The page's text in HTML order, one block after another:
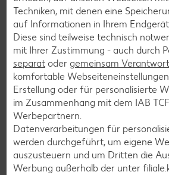
Torten-Rezepte
Eis-Rezepte
Pfannkuchen-Rezepte
Plätzchen-Rezepte
Smoothie-Rezepte
Bowle-Rezepte
Cocktail-Rezepte
Avocado-Rezepte
Techniken, mit denen eine
auf Informationen in Ihrem
Diese sind teilweise technisch
mit Ihrer Zustimmung - auch durch
separat oder gemeinsam
komfortable
Erstellung oder für personalisierte
im Zusammenhang mit dem IAB
Werbepartnern.
Datenverarbeitungen für
werden durchgeführt, um eigene
auszusteuern und um Dritten die
Werbung außerhalb der unter